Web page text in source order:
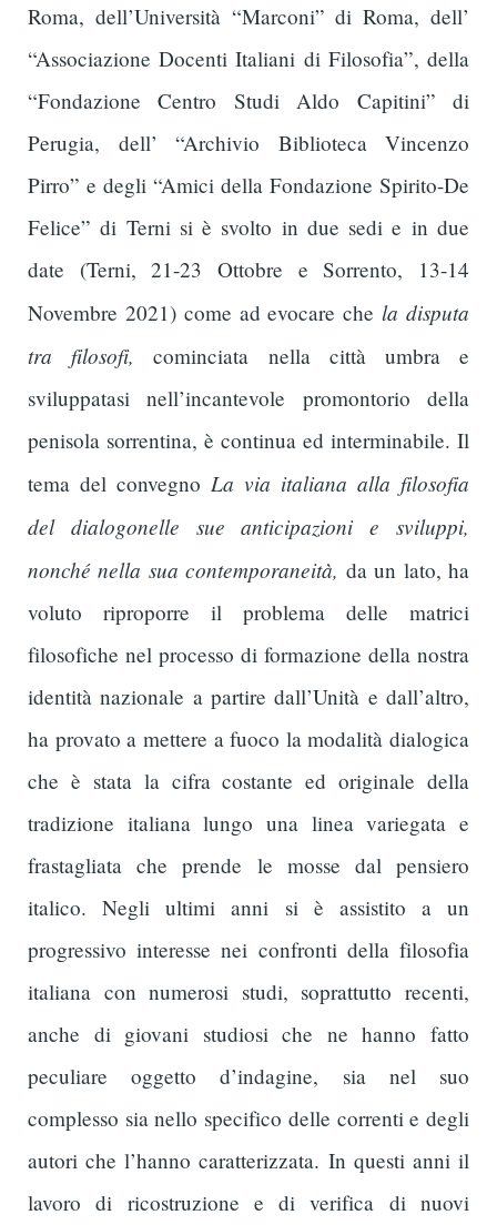
Roma, dell’Università “Marconi” di Roma, dell’
“Associazione Docenti Italiani di Filosofia”, della
“Fondazione Centro Studi Aldo Capitini” di
Perugia, dell’ “Archivio Biblioteca Vincenzo
Pirro” e degli “Amici della Fondazione Spirito-De
Felice” di Terni si è svolto in due sedi e in due
date (Terni, 21-23 Ottobre e Sorrento, 13-14
Novembre 2021) come ad evocare chela disputa
tra filosofi, cominciata nella città umbra e
sviluppatasi nell’incantevole promontorio della
penisola sorrentina, è continua ed interminabile. Il
tema del convegno La via italiana alla filosofia
del dialogonelle sue anticipazioni e sviluppi,
nonché nella sua contemporaneità, da un lato, ha
voluto riproporre il problema delle matrici
filosofiche nel processo di formazione della nostra
identità nazionale a partire dall’Unità e dall’altro,
ha provato a mettere a fuoco la modalità dialogica
che è stata la cifra costante ed originale della
tradizione italiana lungo una linea variegata e
frastagliata che prende le mosse dal pensiero
italico. Negli ultimi anni si è assistito a un
progressivo interesse nei confronti della filosofia
italiana con numerosi studi, soprattutto recenti,
anche di giovani studiosi che ne hanno fatto
peculiare oggetto d’indagine, sia nel suo
complesso sia nello specifico delle correnti e degli
autori che l’hanno caratterizzata. In questi anni il
lavoro di ricostruzione e di verifica di nuovi